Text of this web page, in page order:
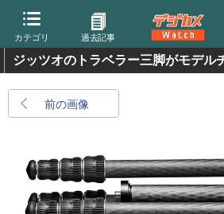
カテゴリ 過去記事
ジッツオのトラベラー三脚がモデル
前の画像